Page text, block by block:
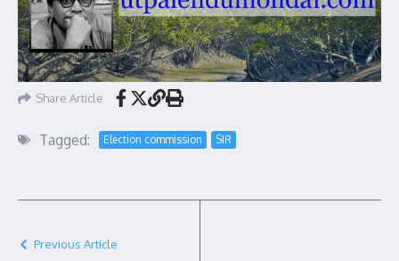
Share Article
Tagged: Election commission SIR
Previous Article